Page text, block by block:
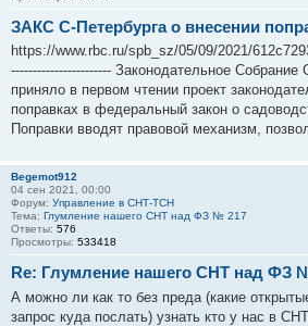
ЗАКС С-Петербурга о внесении
https://www.rbc.ru/spb_sz/05/09/2021/
----------------------- Законодательное Собрание
приняло в первом чтении проект
поправках в федеральный закон о
Поправки вводят правовой механизм,
Begemot912
04 сен 2021, 00:00
Форум: Управление в СНТ-ТСН
Тема: Глумление нашего СНТ над ФЗ № 217
Ответы: 576
Просмотры: 533418
Re: Глумление нашего СНТ над ФЗ
А можно ли как то без преда (какие
запрос куда послать) узнать кто у нас в